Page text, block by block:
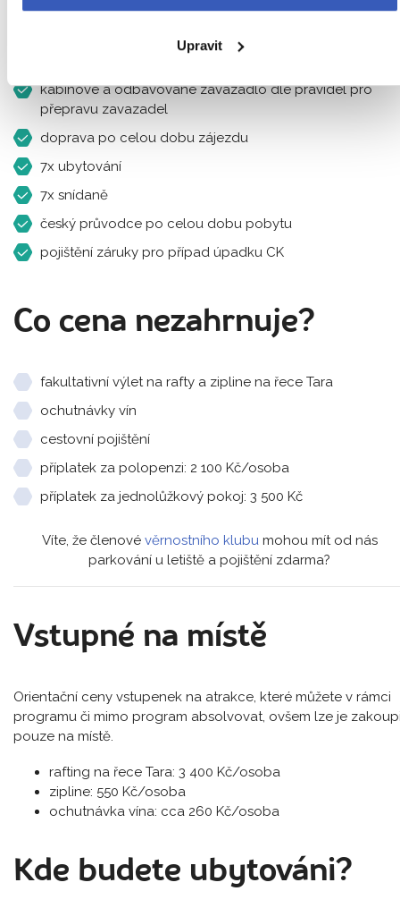
Upravit
letenka Praha – Podgorica a Dubrovník – Praha včetně
kabinové a odbavované zavazadlo dle pravidel pro
přepravu zavazadel
doprava po celou dobu zájezdu
7x ubytování
7x snídaně
český průvodce po celou dobu pobytu
pojištění záruky pro případ úpadku CK
Co cena nezahrnuje?
fakultativní výlet na rafty a zipline na řece Tara
ochutnávky vín
cestovní pojištění
příplatek za polopenzi: 2 100 Kč/osoba
příplatek za jednolůžkový pokoj: 3 500 Kč
Víte, že členové věrnostního klubu mohou mít od nás
parkování u letiště a pojištění zdarma?
Vstupné na místě
Orientační ceny vstupenek na atrakce, které můžete v rámci
programu či mimo program absolvovat, ovšem lze je
pouze na místě.
rafting na řece Tara: 3 400 Kč/osoba
zipline: 550 Kč/osoba
ochutnávka vína: cca 260 Kč/osoba
Kde budete ubytováni?